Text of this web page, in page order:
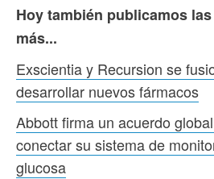
Hoy también publicamos
más...
Exscientia y Recursion se
desarrollar nuevos fármacos
Abbott firma un acuerdo
conectar su sistema de
glucosa